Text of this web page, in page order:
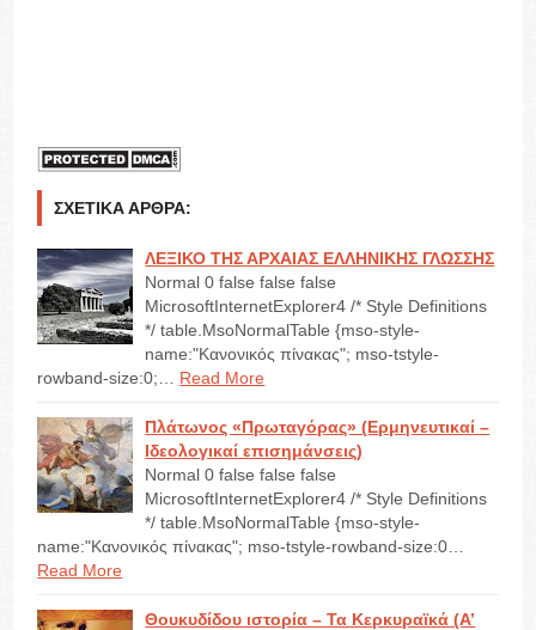
ΣΧΕΤΙΚΆ ΆΡΘΡΑ:
ΛΕΞΙΚΟ ΤΗΣ ΑΡΧΑΙΑΣ ΕΛΛΗΝΙΚΗΣ ΓΛΩΣΣΗΣ
Normal 0 false false false
MicrosoftInternetExplorer4 /* Style Definitions
*/ table.MsoNormalTable {mso-style-
name:"Κανονικός πίνακας"; mso-tstyle-
rowband-size:0;…
Read More
Πλάτωνος «Πρωταγόρας» (Ερμηνευτικαί –
Ιδεολογικαί επισημάνσεις)
Normal 0 false false false
MicrosoftInternetExplorer4 /* Style Definitions
*/ table.MsoNormalTable {mso-style-
name:"Κανονικός πίνακας"; mso-tstyle-rowband-size:0…
Read More
Θουκυδίδου ιστορία – Τα Κερκυραϊκά (Α’